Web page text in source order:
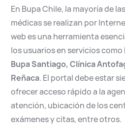
En Bupa Chile, la mayoría de
médicas se realizan por
web es una herramienta
los usuarios en servicios como
Bupa Santiago, Clínica
Reñaca. El portal debe estar
ofrecer acceso rápido a la
atención, ubicación de los
exámenes y citas, entre otros.